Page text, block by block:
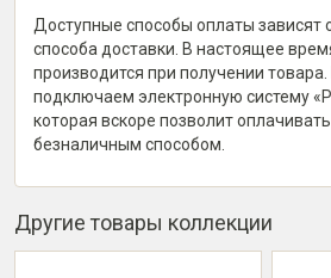
Доступные способы оплаты зависят
способа доставки. В настоящее
производится при получении
подключаем электронную систему
которая вскоре позволит
безналичным способом.
Другие товары коллекции